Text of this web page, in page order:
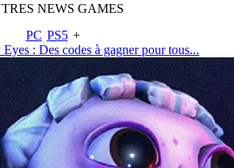
NEWS GAMES
PC PS5 +
: Des codes à gagner pour tous...